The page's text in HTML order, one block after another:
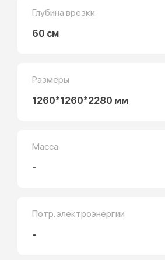
Глубина врезки
60 см
Размеры
1260*1260*2280 мм
Масса
-
Потр. электроэнергии
-